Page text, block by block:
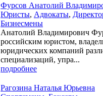
Фурсов Анатолий
Юристы, Адвокаты,
Бизнесмены
Анатолий Владимирович
российским юристом,
юридических компаний
специализаций, упра...
подробнее
Рагозина Наталья Юрьевна